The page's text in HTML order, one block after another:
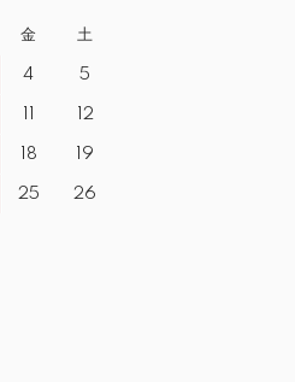
金 土
4 5
12
18 19
25 26